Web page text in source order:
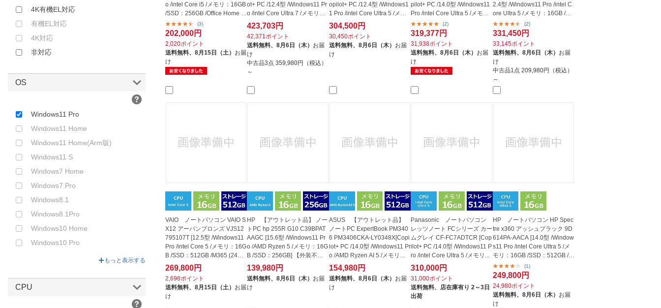
o /intel Core i5 /メモリ：16GB
/SSD：256GB /Office Home a
n...
(3)
202,000円
2,020ポイント
送料無料、 8月15日（土） お届
け
ot+ PC /12.4型 /Windows11 Pr
o /intel Core Ultra 7 /メモリ：3
2...
423,703円
42,371ポイント
送料無料、8月6日（木） お届
け
中古品3点359,980円（税込）
～
opilot+ PC /12.4型 /Windows1
1 Pro /intel Core Ultra 5 /メモ
リ...
304,500円
30,450ポイント
送料無料、 8月6日（木） お届
け
pilot+ PC /14.0型 /Windows11
Pro /intel Core Ultra 5 /メモ
リ...
(2)
319,377円
31,938ポイント
送料無料、8月6日（木） お届
け
2.4型 /Windows11 Pro /intel C
ore Ultra 5 /メモリ：16GB /SS
D：...
(2)
331,450円
33,145ポイント
送料無料、 8月6日（木） お届
け
中古品1点 209,980円（税込）
～
VAIO ノートパソコン VAIO S
X12 アーバンブロンズ VJS12
795107T [12.5型 /Windows11
Pro /intel Core 5 /メモリ：16G
B /SSD：512GB /M365 (24か
月)...
269,800円
2,698ポイント
送料無料、 8月15日（土） お届
け
HP 【アウトレット品】 ノー
トPC hp 255R G10 C39BPAT
AAGC [15.6型 /Windows11 Pr
o /AMD Ryzen 5 /メモリ：16G
B /SSD：256GB] 【外装不良
品】
139,980円
送料無料、8月6日（木） お届
け
ASUS 【アウトレット品】
ノートPC ExpertBook PM340
6 PM3406CKA-LY0348X[Copi
lot+ PC /14.0型 /Windows11 Pr
o /AMD Ryzen AI 5 /メモリ：1
6GB /SS...
154,980円
送料無料、 8月6日（木） お届
け
Panasonic ノートパソコン
レッツノート FCシリーズ カー
ムグレイ CF-FC7ADTCR [Cop
ilot+ PC /14.0型 /Windows11 P
ro /intel Core Ultra 5 /メモリ...
310,000円
31,000ポイント
送料無料、 店在庫有り 2～3日
出荷
HP ノートパソコン HP Spec
tre x360 アッシュブラック 9D
614PA-AACA [14.0型 /Window
s11 Pro /intel Core Ultra 5 /メ
モリ：16GB /SSD：512GB /2
02...
(1)
249,800円
24,980ポイント
送料無料、 8月6日（木） お届
け
4K有機EL対応
有機EL対応
4K対応
非対応
OS
Windows11 Home
Windows11 Home(Arm版)
Windows11 Pro
Windows11 S
Windows7 Home
Windows7 Pro
Windows8.1
Windows8.1Pro
Windows10 Home
Windows10 Pro
もっと表示する
CPU